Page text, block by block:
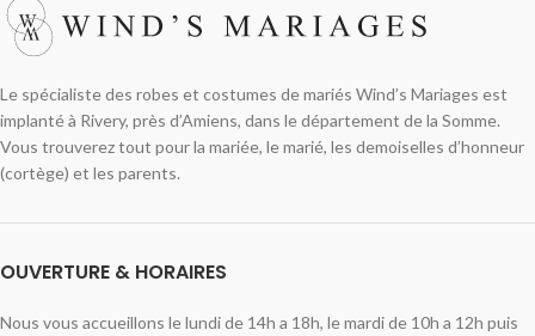
Le spécialiste des robes et costumes de mariés Wind’s Mariages est
implanté à Rivery, près d’Amiens, dans le département de la Somme.
Vous trouverez tout pour la mariée, le marié, les demoiselles d’honneur
(cortège) et les parents.
OUVERTURE & HORAIRES
Nous vous accueillons le lundi de 14h a 18h, le mardi de 10h a 12h puis